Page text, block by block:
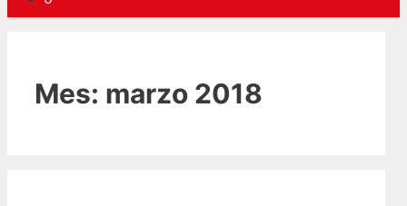
Mes: marzo 2018